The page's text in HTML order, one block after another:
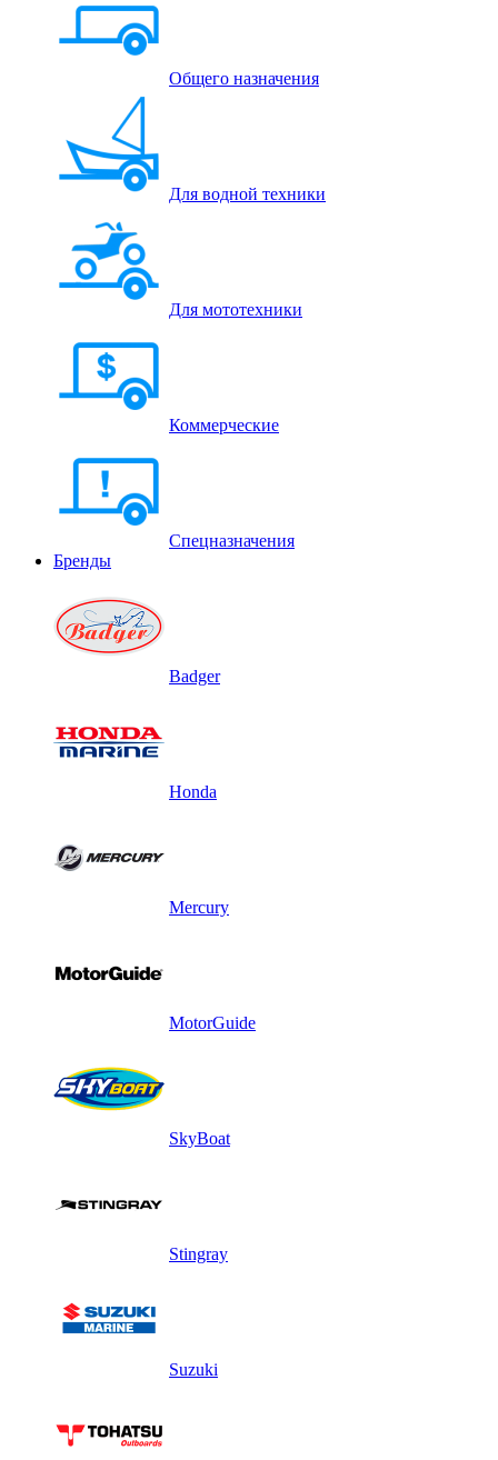
Общего назначения
Для водной техники
Для мототехники
Коммерческие
Спецназначения
Бренды
Badger
Honda
Mercury
MotorGuide
SkyBoat
Stingray
Suzuki